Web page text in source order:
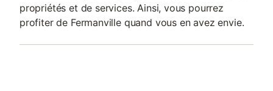
propriétés et de services. Ainsi, vous pourrez
profiter de Fermanville quand vous en avez envie.